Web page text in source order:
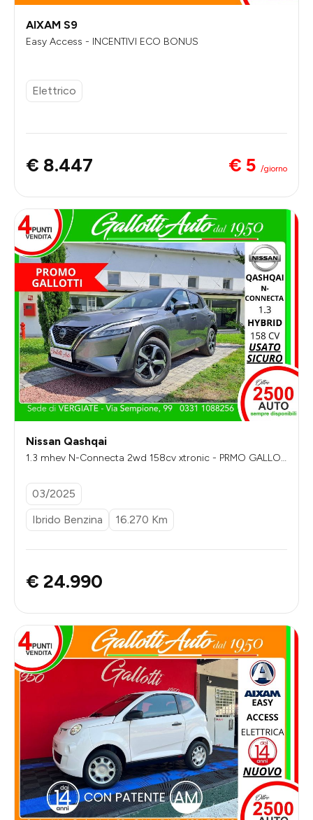
AIXAM S9
Easy Access - INCENTIVI ECO BONUS
Elettrico
€ 8.447 € 5 /giorno
Nissan Qashqai
1.3 mhev N-Connecta 2wd 158cv xtronic - PRMO GALLOT
03/2025
Ibrido Benzina
16.270 Km
€ 24.990